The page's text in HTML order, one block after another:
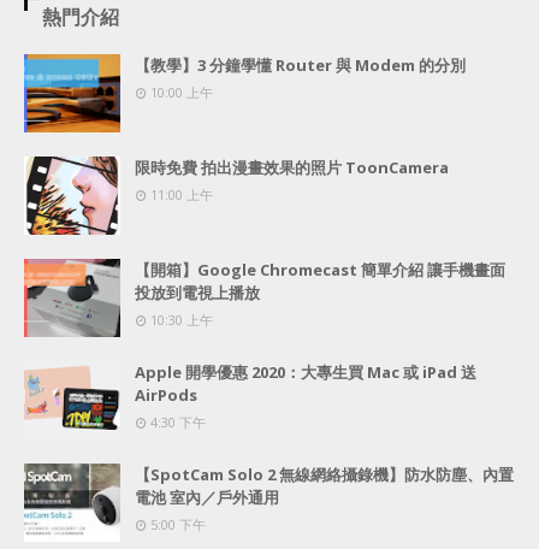
熱門介紹
【教學】3 分鐘學懂 Router 與 Modem 的分別
10:00 上午
限時免費 拍出漫畫效果的照片 ToonCamera
11:00 上午
【開箱】Google Chromecast 簡單介紹 讓手機畫面
投放到電視上播放
10:30 上午
Apple 開學優惠 2020：大專生買 Mac 或 iPad 送
AirPods
4:30 下午
【SpotCam Solo 2 無線網絡攝錄機】防水防塵、內置
電池 室內／戶外通用
5:00 下午